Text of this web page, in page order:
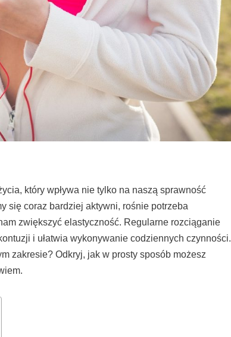
który wpływa nie tylko na naszą sprawność
się coraz bardziej aktywni, rośnie potrzeba
zwiększyć elastyczność. Regularne rozciąganie
i ułatwia wykonywanie codziennych czynności.
zakresie? Odkryj, jak w prosty sposób możesz